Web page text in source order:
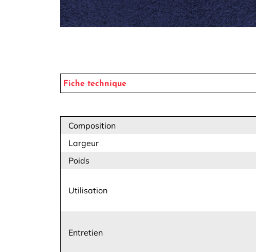
Fiche technique
Composition
Largeur
Poids
Utilisation
Entretien